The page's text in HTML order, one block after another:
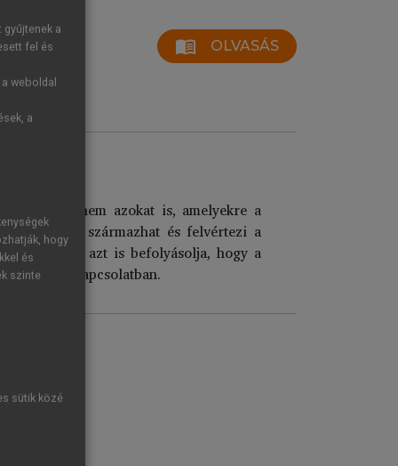
menu_book OLVASÁS
jelenti, hanem azokat is, amelyekre a
származhat és felvértezi a
tapasztalat azt is befolyásolja, hogy a
egy ilyen kapcsolatban.
a
fel és
weboldal
a
hogy
és
szinte
sütik közé